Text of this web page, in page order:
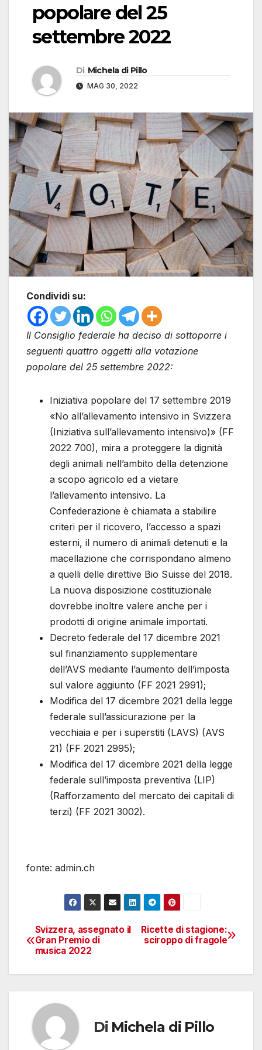
popolare del 25
settembre 2022
Di Michela di Pillo
MAG 30, 2022
Condividi su:
Il Consiglio federale ha deciso di sottoporre i
seguenti quattro oggetti alla votazione
popolare del 25 settembre 2022:
Iniziativa popolare del 17 settembre 2019
«No all’allevamento intensivo in Svizzera
(Iniziativa sull’allevamento intensivo)» (FF
2022 700), mira a proteggere la dignità
degli animali nell’ambito della detenzione
a scopo agricolo ed a vietare
l’allevamento intensivo. La
Confederazione è chiamata a stabilire
criteri per il ricovero, l’accesso a spazi
esterni, il numero di animali detenuti e la
macellazione che corrispondano almeno
a quelli delle direttive Bio Suisse del 2018.
La nuova disposizione costituzionale
dovrebbe inoltre valere anche per i
prodotti di origine animale importati.
Decreto federale del 17 dicembre 2021
sul finanziamento supplementare
dell’AVS mediante l’aumento dell’imposta
sul valore aggiunto (FF 2021 2991);
Modifica del 17 dicembre 2021 della legge
federale sull’assicurazione per la
vecchiaia e per i superstiti (LAVS) (AVS
21) (FF 2021 2995);
Modifica del 17 dicembre 2021 della legge
federale sull’imposta preventiva (LIP)
(Rafforzamento del mercato dei capitali di
terzi) (FF 2021 3002).
fonte: admin.ch
Navigazione
articoli
Ricette di stagione:
sciroppo di fragole
Svizzera, assegnato il
Gran Premio di
musica 2022
Di Michela di Pillo